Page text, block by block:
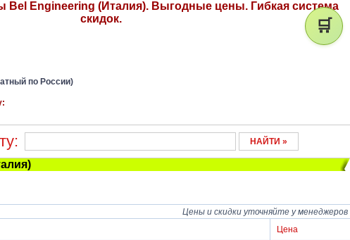
Bel Engineering (Италия). Выгодные цены. Гибкая система
скидок.
по России)
Цены и скидки уточняйте у менеджеров
Цена
🛒